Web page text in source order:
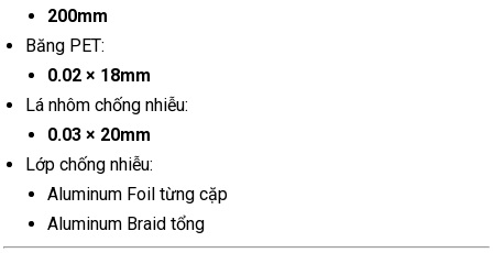
200mm
Băng PET:
0.02 × 18mm
Lá nhôm chống nhiễu:
0.03 × 20mm
Lớp chống nhiễu:
Aluminum Foil từng cặp
Aluminum Braid tổng